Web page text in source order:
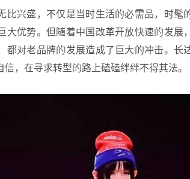
比兴盛，不仅是当时生活的必需品，时髦
大优势。但随着中国改革开放快速的发展
都对老品牌的发展造成了巨大的冲击。长
，在寻求转型的路上磕磕绊绊不得其法。